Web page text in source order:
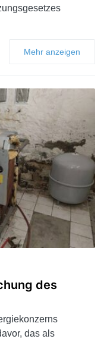
Mehr anzeigen
des
das als